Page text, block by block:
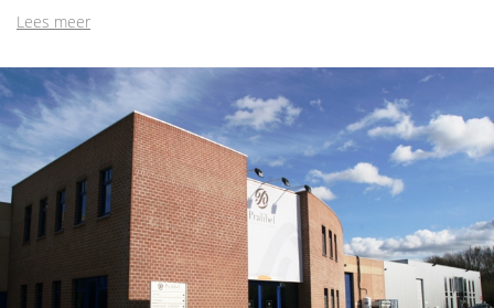
Lees meer